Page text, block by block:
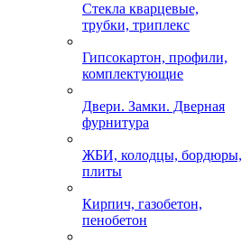
Стекла кварцевые,
трубки, триплекс
Гипсокартон, профили,
комплектующие
Двери. Замки. Дверная
фурнитура
ЖБИ, колодцы, бордюры,
плиты
Кирпич, газобетон,
пенобетон